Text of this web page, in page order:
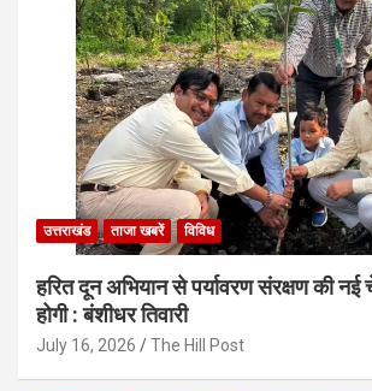
उत्तराखंड ताजा खबरें विविध
हरित दून अभियान से पर्यावरण संरक्षण की नई
होगी : बंशीधर तिवारी
July 16, 2026 The Hill Post